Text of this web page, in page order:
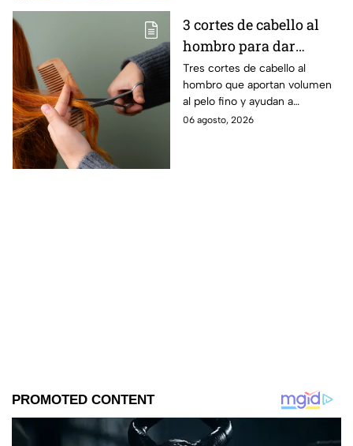
3 cortes de cabello al
hombro para dar
volumen al pelo fino
Tres cortes de cabello al
hombro que aportan volumen
al pelo fino y ayudan a
conseguir una melena con
06 agosto, 2026